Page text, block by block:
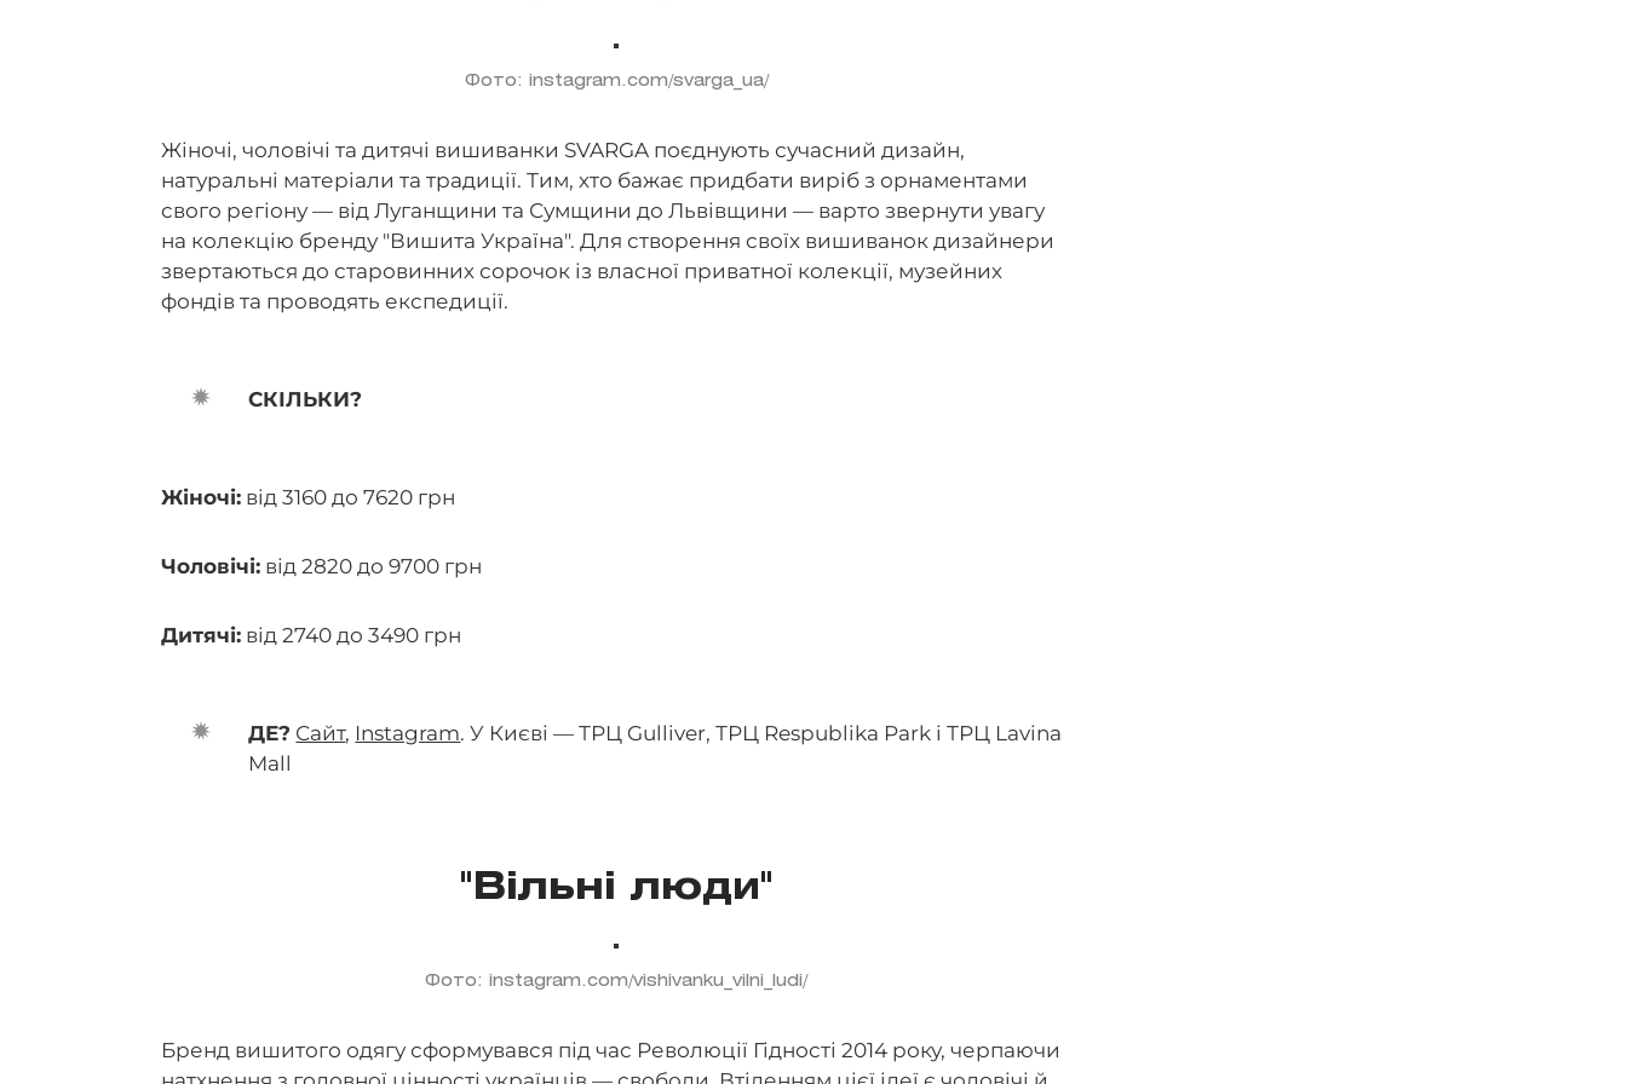
Фото: instagram.com/svarga_ua/
Жіночі, чоловічі та дитячі вишиванки SVARGA поєднують сучасний дизайн,
натуральні матеріали та традиції. Тим, хто бажає придбати виріб з орнаментами
свого регіону — від Луганщини та Сумщини до Львівщини — варто звернути увагу
на колекцію бренду "Вишита Україна". Для створення своїх вишиванок дизайнери
звертаються до старовинних сорочок із власної приватної колекції, музейних
фондів та проводять експедиції.
СКІЛЬКИ?
Жіночі: від 3160 до 7620 грн
Чоловічі: від 2820 до 9700 грн
Дитячі: від 2740 до 3490 грн
ДЕ? Сайт, Instagram. У Києві — ТРЦ Gulliver, ТРЦ Respublika Park і ТРЦ Lavina
Mall
"Вільні люди"
Фото: instagram.com/vishivanku_vilni_ludi/
Бренд вишитого одягу сформувався під час Революції Гідності 2014 року, черпаючи